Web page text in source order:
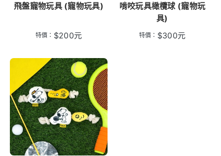
飛盤寵物玩具 (寵物玩具)
特價： $200元
啃咬玩具橄欖球 (寵物玩
具)
特價： $300元